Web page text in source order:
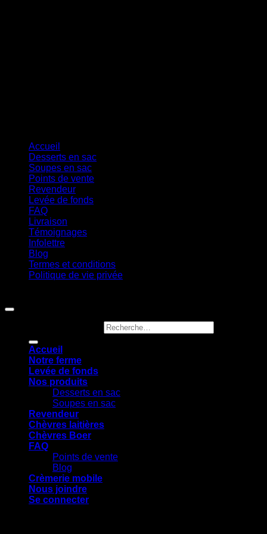
Accueil
Desserts en sac
Soupes en sac
Points de vente
Revendeur
Levée de fonds
FAQ
Livraison
Témoignages
Infolettre
Blog
Termes et conditions
Politique de vie privée
Accueil
Notre ferme
Levée de fonds
Nos produits
Desserts en sac
Soupes en sac
Revendeur
Chèvres laitières
Chèvres Boer
FAQ
Points de vente
Blog
Crèmerie mobile
Nous joindre
Se connecter